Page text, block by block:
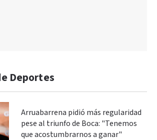
Deportes
Arruabarrena pidió más regularidad
pese al triunfo de Boca: "Tenemos
que acostumbrarnos a ganar"